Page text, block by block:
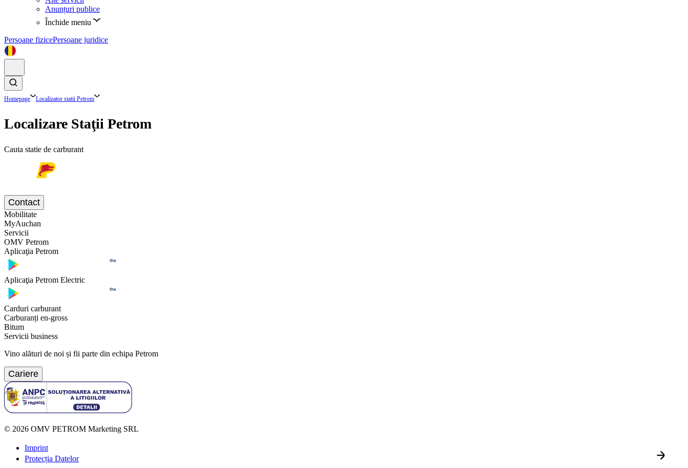
Anunțuri publice
Închide meniu
Persoane fizicePersoane juridice
Homepage Localizator statii Petrom
Localizare Staţii Petrom
Cauta statie de carburant
Contact
Mobilitate
MyAuchan
Servicii
OMV Petrom
Aplicaţia Petrom
Aplicaţia Petrom Electric
Carduri carburant
Carburanți en-gross
Bitum
Servicii business
Vino alături de noi și fii parte din echipa Petrom
Cariere
© 2026 OMV PETROM Marketing SRL
Imprint
Protecția Datelor